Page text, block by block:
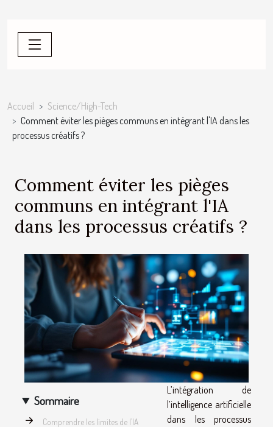
Accueil
Science/High-Tech
Comment éviter les pièges communs en intégrant l'IA dans les
processus créatifs ?
Comment éviter les pièges
communs en intégrant l'IA
dans les processus créatifs ?
Sommaire
Comprendre les limites de l’IA
L’intégration de
l’intelligence artificielle
dans les processus